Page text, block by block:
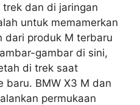
dan di jaringan
untuk memamerkan
dari produk M terbaru
gambar di sini,
di trek saat
baru. BMW X3 M dan
permukaan